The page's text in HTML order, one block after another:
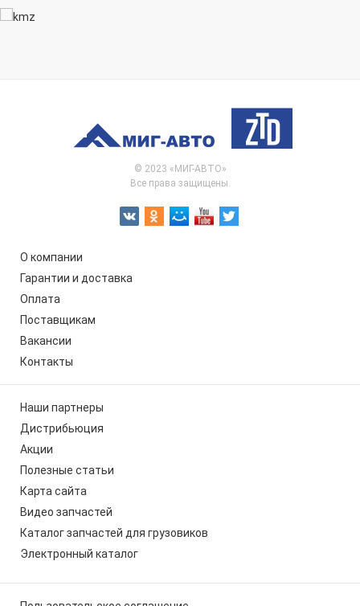
© 2023 «МИГ-АВТО»
Все права защищены.
О компании
Гарантии и доставка
Оплата
Поставщикам
Вакансии
Контакты
Наши партнеры
Дистрибьюция
Акции
Полезные статьи
Карта сайта
Видео запчастей
Каталог запчастей для грузовиков
Электронный каталог